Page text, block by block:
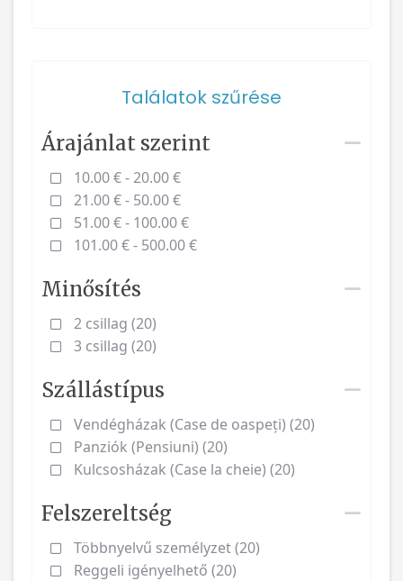
Találatok szűrése
Árajánlat szerint
10.00 € - 20.00 €
21.00 € - 50.00 €
51.00 € - 100.00 €
101.00 € - 500.00 €
Minősítés
2 csillag (20)
3 csillag (20)
Szállástípus
Vendégházak (Case de oaspeți) (20)
Panziók (Pensiuni) (20)
Kulcsosházak (Case la cheie) (20)
Felszereltség
Többnyelvű személyzet (20)
Reggeli igényelhető (20)